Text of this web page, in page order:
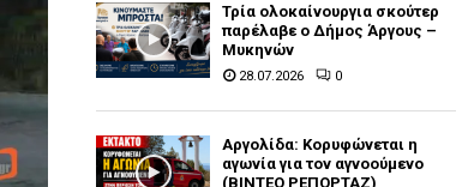
Τρία ολοκαίνουργια σκούτερ
παρέλαβε o Δήμος Άργους –
Μυκηνών
28.07.2026 0
Αργολίδα: Κορυφώνεται η
αγωνία για τον αγνοούμενο
(ΒΙΝΤΕΟ ΡΕΠΟΡΤΑΖ)